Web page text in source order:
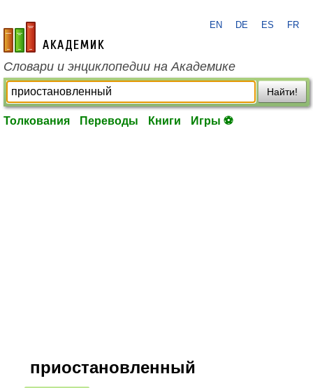
academic.ru
EN DE ES FR
Словари и энциклопедии на Академике
Найти!
Толкования Переводы Книги Игры ⚽
приостановленный